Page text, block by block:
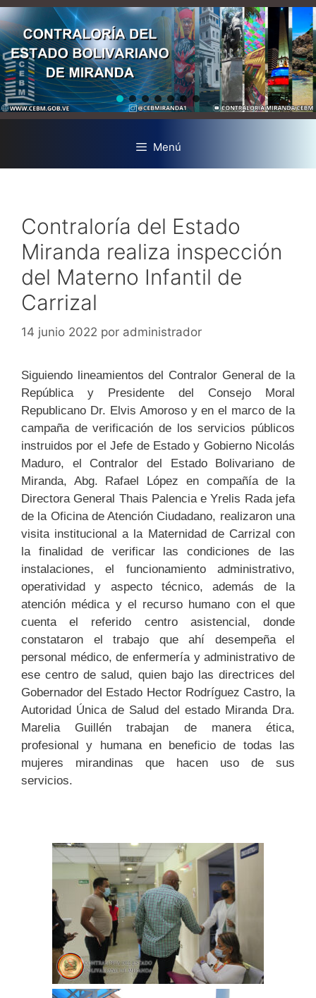
Menú
Contraloría del Estado
Miranda realiza inspección
del Materno Infantil de
Carrizal
14 junio 2022 por administrador
Siguiendo lineamientos del Contralor General de la
República y Presidente del Consejo Moral
Republicano Dr. Elvis Amoroso y en el marco de la
campaña de verificación de los servicios públicos
instruidos por el Jefe de Estado y Gobierno Nicolás
Maduro, el Contralor del Estado Bolivariano de
Miranda, Abg. Rafael López en compañía de la
Directora General Thais Palencia e Yrelis Rada jefa
de la Oficina de Atención Ciudadano, realizaron una
visita institucional a la Maternidad de Carrizal con
la finalidad de verificar las condiciones de las
instalaciones, el funcionamiento administrativo,
operatividad y aspecto técnico, además de la
atención médica y el recurso humano con el que
cuenta el referido centro asistencial, donde
constataron el trabajo que ahí desempeña el
personal médico, de enfermería y administrativo de
ese centro de salud, quien bajo las directrices del
Gobernador del Estado Hector Rodríguez Castro, la
Autoridad Única de Salud del estado Miranda Dra.
Marelia Guillén trabajan de manera ética,
profesional y humana en beneficio de todas las
mujeres mirandinas que hacen uso de sus
servicios.